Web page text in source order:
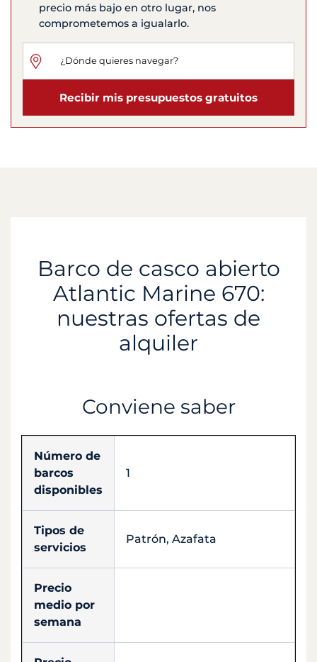
precio más bajo en otro lugar, nos
comprometemos a igualarlo.
Recibir mis presupuestos gratuitos
Barco de casco abierto
Atlantic Marine 670:
nuestras ofertas de
alquiler
Conviene saber
Número de
barcos
disponibles
1
Tipos de
servicios
Patrón, Azafata
Precio
medio por
semana